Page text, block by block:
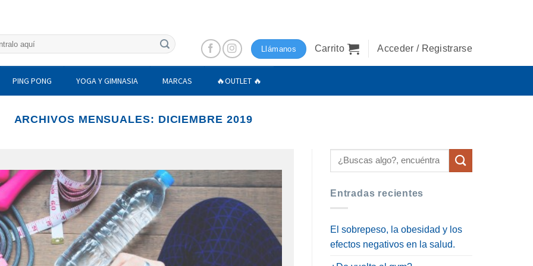
Llámanos Carrito Acceder / Registrarse
PING PONG YOGA Y GIMNASIA MARCAS 🔥OUTLET 🔥
ARCHIVOS MENSUALES: DICIEMBRE 2019
Entradas recientes
El sobrepeso, la obesidad y los
efectos negativos en la salud.